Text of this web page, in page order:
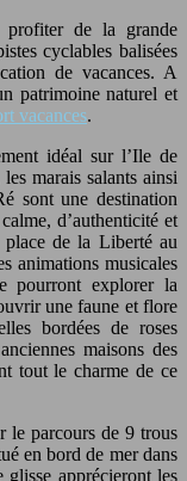
de la grande
cyclables balisées
de vacances. A
patrimoine naturel et
vacances.
idéal sur l’Ile de
marais salants ainsi
sont une destination
d’authenticité et
de la Liberté au
animations musicales
pourront explorer la
une faune et flore
bordées de roses
maisons des
tout le charme de ce
le parcours de 9 trous
en bord de mer dans
glisse apprécieront les